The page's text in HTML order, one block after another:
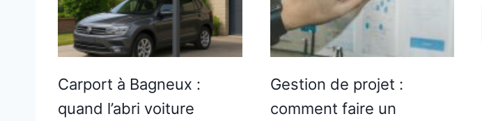
Carport à Bagneux :
quand l’abri voiture
Gestion de projet :
comment faire un